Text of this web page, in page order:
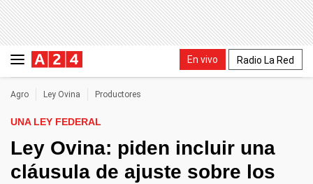
En vivo Radio La Red
Agro Ley Ovina Productores
UNA LEY FEDERAL
Ley Ovina: piden incluir una
cláusula de ajuste sobre los